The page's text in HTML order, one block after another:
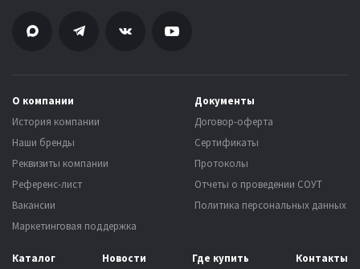
О компании
История компании
Наши бренды
Реквизиты компании
Референс-лист
Вакансии
Маркетинговая поддержка
Документы
Договор-оферта
Сертификаты
Протоколы
Отчеты о проведении СОУТ
Политика персональных данных
Каталог Новости Где купить Контакты